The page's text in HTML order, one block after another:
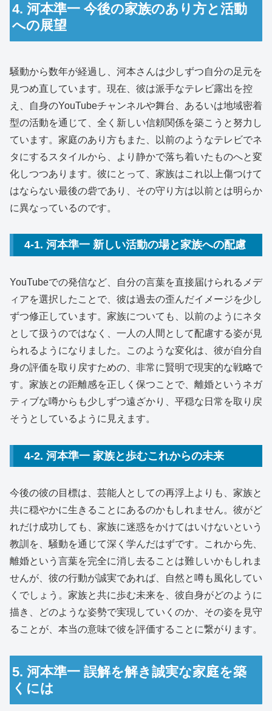
4. 河本準一 今後の家族のあり方と活動
への展望
騒動から数年が経過し、河本さんは少しずつ自分の足元を
見つめ直しています。現在、彼は派手なテレビ露出を控
え、自身のYouTubeチャンネルや舞台、あるいは地域密着
型の活動を通じて、全く新しい信頼関係を築こうと努力し
ています。家庭のあり方もまた、以前のようなテレビでネ
タにするスタイルから、より静かで落ち着いたものへと変
化しつつあります。彼にとって、家族はこれ以上傷つけて
はならない最後の砦であり、その守り方は以前とは明らか
に異なっているのです。
4-1. 河本準一 新しい活動の場と家族への配慮
YouTubeでの発信など、自分の言葉を直接届けられるメデ
ィアを選択したことで、彼は過去の歪んだイメージを少し
ずつ修正しています。家族についても、以前のようにネタ
として扱うのではなく、一人の人間として配慮する姿が見
られるようになりました。このような変化は、彼が自分自
身の評価を取り戻すための、非常に賢明で現実的な戦略で
す。家族との距離感を正しく保つことで、離婚というネガ
ティブな噂からも少しずつ遠ざかり、平穏な日常を取り戻
そうとしているように見えます。
4-2. 河本準一 家族と歩むこれからの未来
今後の彼の目標は、芸能人としての再浮上よりも、家族と
共に穏やかに生きることにあるのかもしれません。彼がど
れだけ成功しても、家族に迷惑をかけてはいけないという
教訓を、騒動を通じて深く学んだはずです。これから先、
離婚という言葉を完全に消し去ることは難しいかもしれま
せんが、彼の行動が誠実であれば、自然と噂も風化してい
くでしょう。家族と共に歩む未来を、彼自身がどのように
描き、どのような姿勢で実現していくのか、その姿を見守
ることが、本当の意味で彼を評価することに繋がります。
5. 河本準一 誤解を解き誠実な家庭を築
くには